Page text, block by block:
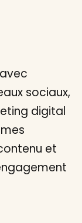
sociaux,
digital
et